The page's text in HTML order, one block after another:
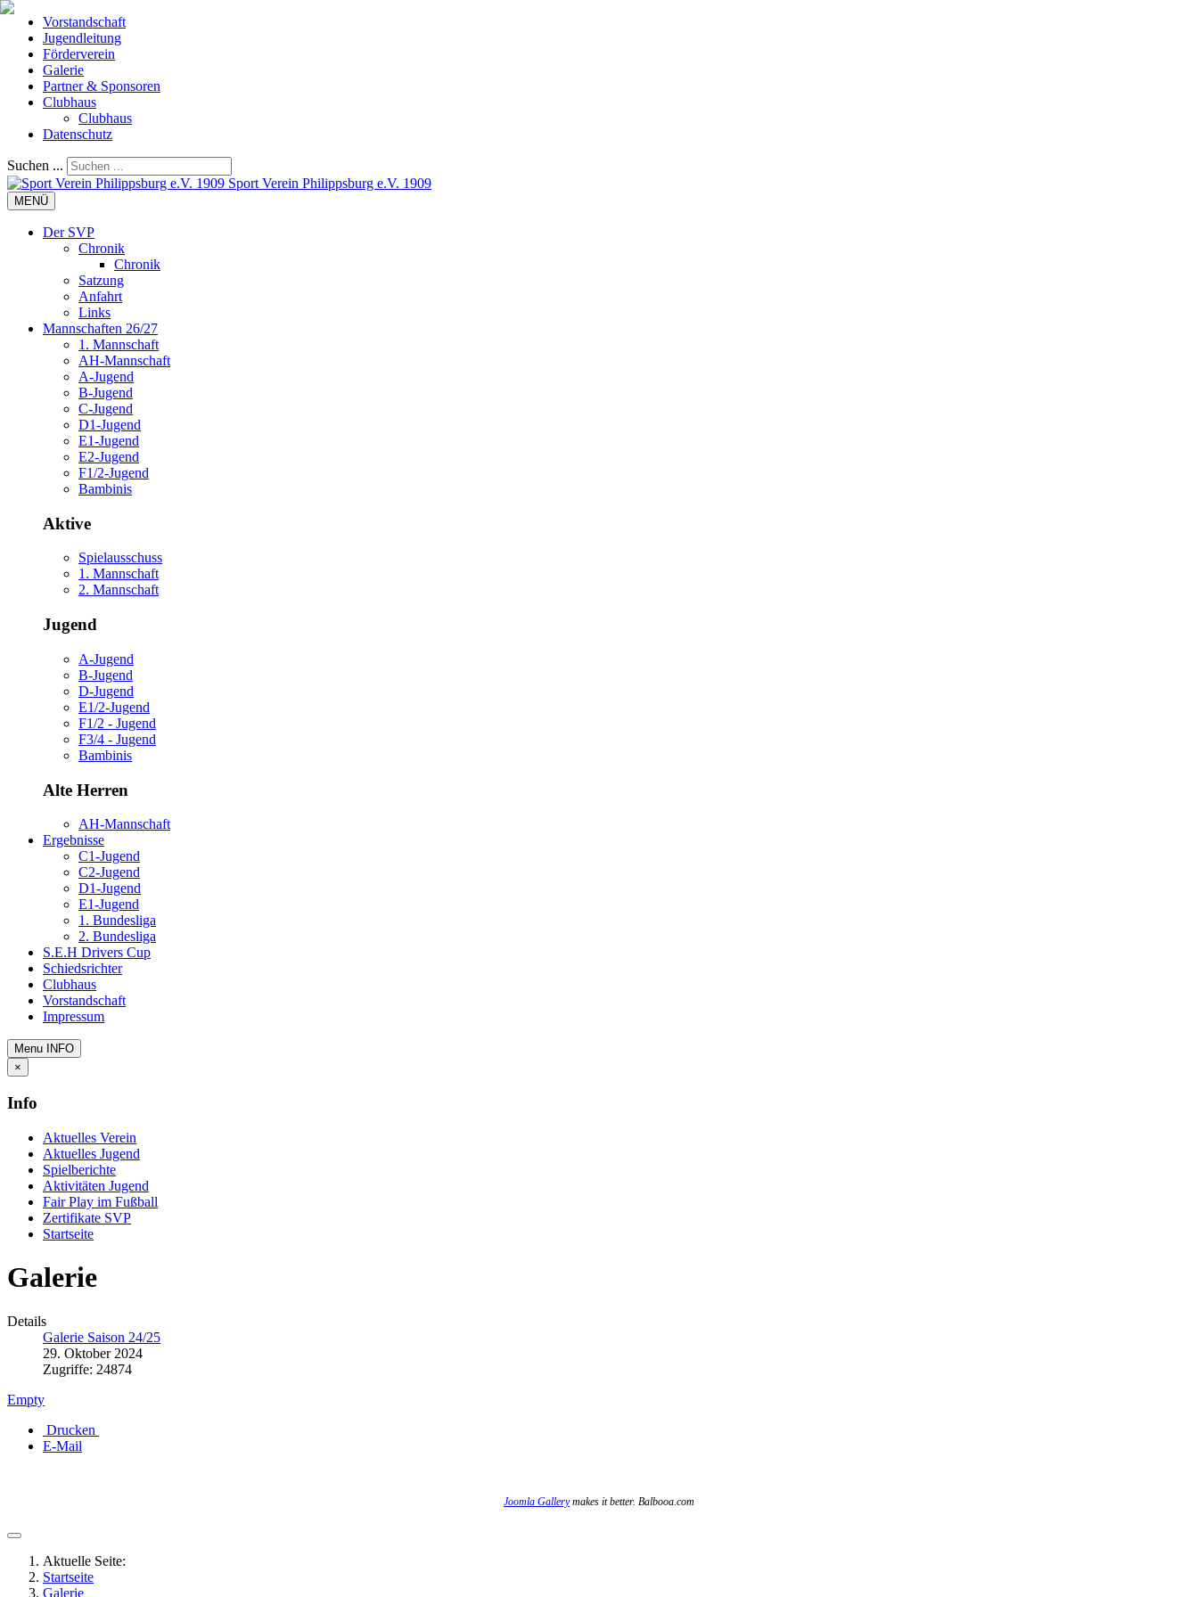
Vorstandschaft
Jugendleitung
Förderverein
Galerie
Partner & Sponsoren
Clubhaus
Clubhaus
Datenschutz
Suchen ...
Sport Verein Philippsburg e.V. 1909
MENÜ
Der SVP
Chronik
Chronik
Satzung
Anfahrt
Links
Mannschaften 26/27
1. Mannschaft
AH-Mannschaft
A-Jugend
B-Jugend
C-Jugend
D1-Jugend
E1-Jugend
E2-Jugend
F1/2-Jugend
Bambinis
Aktive
Spielausschuss
1. Mannschaft
2. Mannschaft
Jugend
A-Jugend
B-Jugend
D-Jugend
E1/2-Jugend
F1/2 - Jugend
F3/4 - Jugend
Bambinis
Alte Herren
AH-Mannschaft
Ergebnisse
C1-Jugend
C2-Jugend
D1-Jugend
E1-Jugend
1. Bundesliga
2. Bundesliga
S.E.H Drivers Cup
Schiedsrichter
Clubhaus
Vorstandschaft
Impressum
Menu
INFO
×
Info
Aktuelles Verein
Aktuelles Jugend
Spielberichte
Aktivitäten Jugend
Fair Play im Fußball
Zertifikate SVP
Startseite
Galerie
Details
Galerie Saison 24/25
29. Oktober 2024
Zugriffe: 24874
Empty
Drucken
E-Mail
Joomla Gallerymakes it better. Balbooa.com
Aktuelle Seite:
Startseite
Galerie